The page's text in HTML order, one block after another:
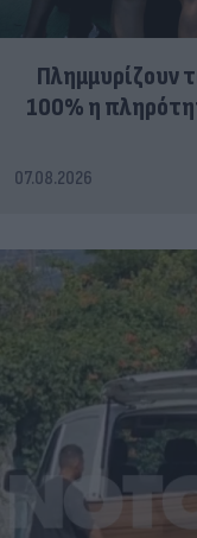
Πλημμυρίζουν
100% η
07.08.2026